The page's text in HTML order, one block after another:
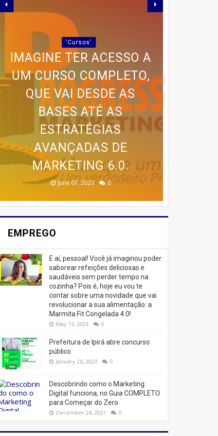
'Cursos'
🚨 ÚLTIMAS VAGAS EM
IPIRÁ! 🚨
February 23, 2026 0
PARCERIA LANÇA GUIA
PRÁTICO PARA QUEM
DESEJA EMAGRECER
SEM SAIR DE CASA
August 10, 2025 0
🍰 TRANSFORME SUA
PAIXÃO POR BOLOS EM
RENDA COM O CURSO DA
CASA DOS BOLOS
CASEIROS!
June 13, 2025 0
PROGRAMA AVANÇADO
DE TREINAMENTO DA
MEMÓRIA
July 07, 2023 0
IMAGINE TER ACESSO A
UM CURSO COMPLETO,
QUE VAI DESDE AS
BASES ATÉ AS
ESTRATÉGIAS
AVANÇADAS DE
MARKETING 6.0.
June 07, 2023 0
EMPREGO
E aí, pessoal! Você já imaginou poder
saborear refeições deliciosas e
saudáveis ​​sem perder tempo na
cozinha? Pois é, hoje eu vou te
contar sobre uma novidade que vai
revolucionar a sua alimentação: a
Marmita Fit Congelada 4.0!
May 15, 2023 0
Prefeitura de Ipirá abre concurso
público
January 26, 2023 0
Descobrindo como o Marketing
Digital funciona, no Guia COMPLETO
para Começar do Zero
December 24, 2021 0